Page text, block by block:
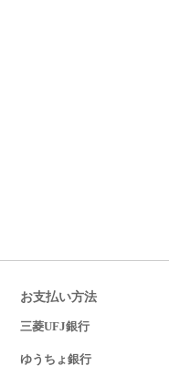
お支払い方法
三菱UFJ銀行
ゆうちょ銀行